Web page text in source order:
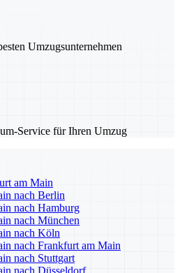
Umzugsunternehmen
Service für Ihren Umzug
am Main
nach Berlin
nach Hamburg
nach München
nach Köln
nach Frankfurt am Main
nach Stuttgart